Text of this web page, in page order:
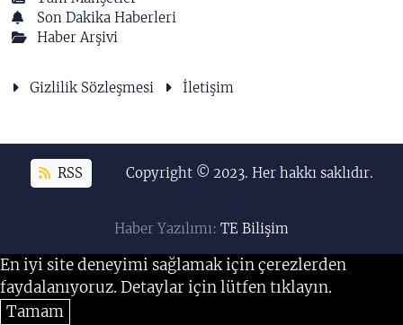
Son Dakika Haberleri
Haber Arşivi
Gizlilik Sözleşmesi İletişim
RSS Copyright © 2023. Her hakkı saklıdır.
Haber Yazılımı: TE Bilişim
En iyi site deneyimi sağlamak için çerezlerden
faydalanıyoruz. Detaylar için lütfen tıklayın.
Tamam